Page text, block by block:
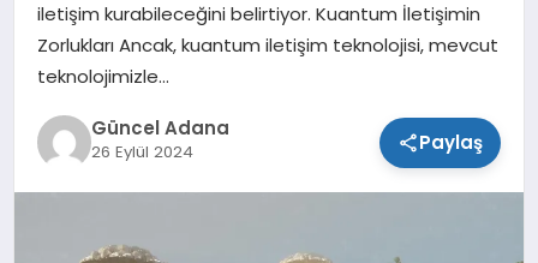
iletişim kurabileceğini belirtiyor. Kuantum İletişimin
Zorlukları Ancak, kuantum iletişim teknolojisi, mevcut
teknolojimizle…
Güncel Adana
26 Eylül 2024 Paylaş